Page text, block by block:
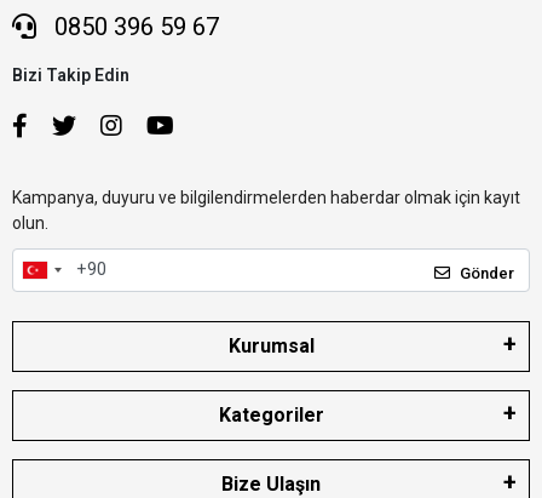
0850 396 59 67
Bizi Takip Edin
Kampanya, duyuru ve bilgilendirmelerden haberdar olmak için kayıt
olun.
Gönder
Kurumsal
Kategoriler
Bize Ulaşın